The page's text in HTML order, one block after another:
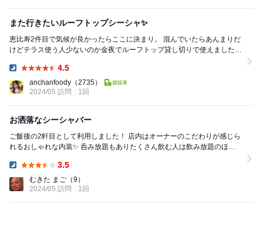
また行きたいルーフトップシーシャ✨
恵比寿2件目で気候が良かったらここに決まり。 混んでいたらあんまりだ
けどテラス使う人少ないのか金夜でルーフトップ貸し切りで使えました！
4.5
anchanfoody （2735）
2024/05 訪問
1回
お洒落なシーシャバー
ご飯後の2軒目として利用しました！ 店内はオーナーのこだわりが感じら
れるおしゃれな内装✨ 呑み放題もありたくさん飲む人は飲み放題のほう
3.5
むきた まご （9）
2024/05 訪問
1回